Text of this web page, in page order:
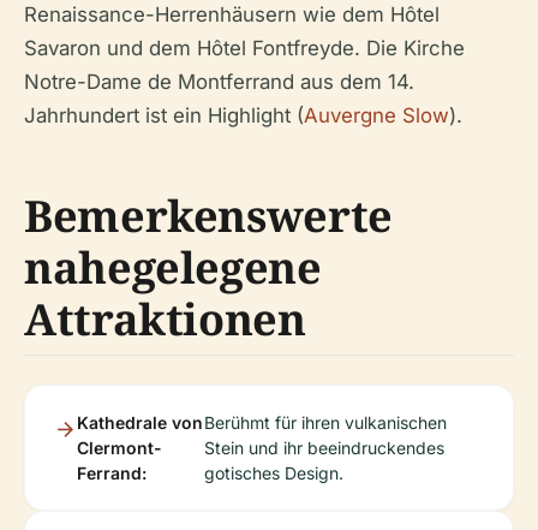
Renaissance-Herrenhäusern wie dem Hôtel
Savaron und dem Hôtel Fontfreyde. Die Kirche
Notre-Dame de Montferrand aus dem 14.
Jahrhundert ist ein Highlight (Auvergne Slow).
Bemerkenswerte
nahegelegene
Attraktionen
Kathedrale von
Clermont-
Ferrand:
Berühmt für ihren vulkanischen
Stein und ihr beeindruckendes
gotisches Design.